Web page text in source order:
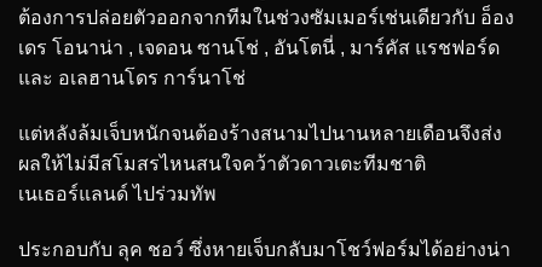
ต้องการปล่อยตัวออกจากทีมในช่วงซัมเมอร์เช่นเดียวกับ อ็อง
เดร โอนาน่า , เจดอน ซานโช่ , อันโตนี่ , มาร์คัส แรชฟอร์ด
และ อเลฮานโดร การ์นาโช่
แต่หลังล้มเจ็บหนักจนต้องร้างสนามไปนานหลายเดือนจึงส่ง
ผลให้ไม่มีสโมสรไหนสนใจคว้าตัวดาวเตะทีมชาติ
เนเธอร์แลนด์ ไปร่วมทัพ
ประกอบกับ ลุค ชอว์ ซึ่งหายเจ็บกลับมาโชว์ฟอร์มได้อย่างน่า